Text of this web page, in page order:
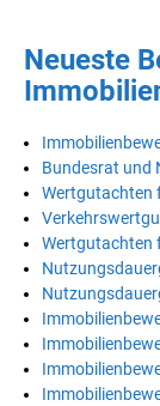
Neueste
Bundesrat und
Wertgutachten
Wertgutachten